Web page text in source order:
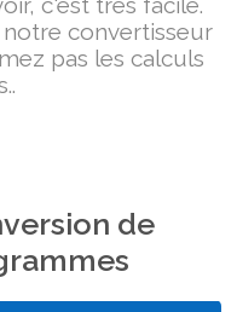
convertisseur
pas les calculs
de